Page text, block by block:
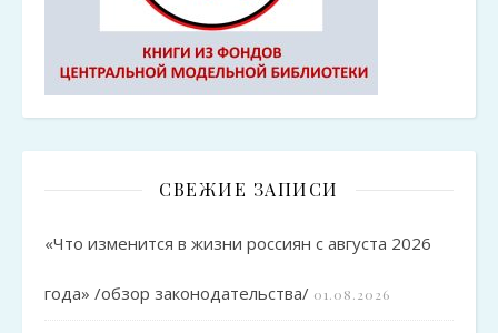
СВЕЖИЕ ЗАПИСИ
«Что изменится в жизни россиян с августа 2026
года» /обзор законодательства/ 01.08.2026